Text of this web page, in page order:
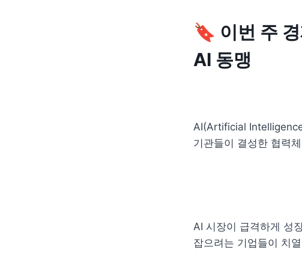
🔖 이번 주
AI 동맹
AI(Artificial
기관들이 결성한 협력
AI 시장이 급격하게 성
잡으려는 기업들이 치